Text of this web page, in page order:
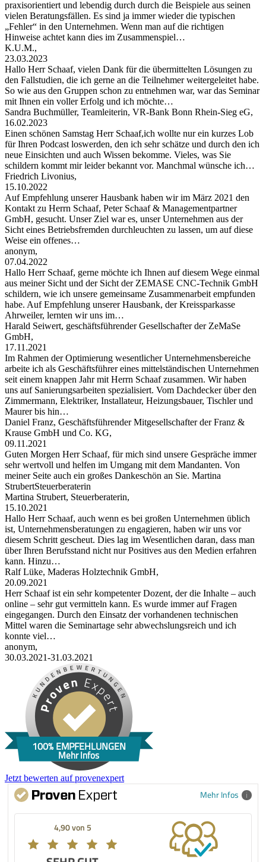
praxisorientiert und lebendig durch durch die Beispiele aus seinen
vielen Beratungsfällen. Es sind ja immer wieder die typischen
„Fehler“ in den Unternehmen. Wenn man auf die richtigen
Hinweise achtet kann dies im Zusammenspiel…
K.U.M.,
23.03.2023
Hallo Herr Schaaf, vielen Dank für die übermittelten Lösungen zu
den Fallstudien, die ich gerne an die Teilnehmer weitergeleitet habe.
So wie aus den Gruppen schon zu entnehmen war, war das Seminar
mit Ihnen ein voller Erfolg und ich möchte…
Sandra Buchmüller, Teamleiterin, VR-Bank Bonn Rhein-Sieg eG,
16.02.2023
Einen schönen Samstag Herr Schaaf,ich wollte nur ein kurzes Lob
für Ihren Podcast loswerden, den ich sehr schätze und durch den ich
neue Einsichten und auch Wissen bekomme. Vieles, was Sie
schildern kommt mir leider bekannt vor. Manchmal wünsche ich…
Friedrich Livonius,
15.10.2022
Auf Empfehlung unserer Hausbank haben wir im März 2021 den
Kontakt zu Herrn Schaaf, Peter Schaaf & Managementpartner
GmbH, gesucht. Unser Ziel war es, unser Unternehmen aus der
Sicht eines Betriebsfremden durchleuchten zu lassen, um auf diese
Weise ein offenes…
anonym,
07.04.2022
Hallo Herr Schaaf, gerne möchte ich Ihnen auf diesem Wege einmal
aus meiner Sicht und der Sicht der ZEMASE CNC-Technik GmbH
schildern, wie ich unsere gemeinsame Zusammenarbeit empfunden
habe. Auf Empfehlung unserer Hausbank, der Kreissparkasse
Ahrweiler, lernten wir uns im…
Harald Seiwert, geschäftsführender Gesellschafter der ZeMaSe
GmbH,
17.11.2021
Im Rahmen der Optimierung wesentlicher Unternehmensbereiche
arbeite ich als Geschäftsführer eines mittelständischen Unternehmen
seit einem knappen Jahr mit Herrn Schaaf zusammen. Wir haben
uns auf Sanierungsarbeiten spezialisiert. Vom Dachdecker über den
Zimmermann, Elektriker, Installateur, Heizungsbauer, Tischler und
Maurer bis hin…
Daniel Franz, Geschäftsführender Mitgesellschafter der Franz &
Krause GmbH und Co. KG,
09.11.2021
Guten Morgen Herr Schaaf, für mich sind unsere Gespräche immer
sehr wertvoll und helfen im Umgang mit dem Mandanten. Von
meiner Seite auch ein großes Dankeschön an Sie. Martina
StrubertSteuerberaterin
Martina Strubert, Steuerberaterin,
15.10.2021
Hallo Herr Schaaf, auch wenn es bei großen Unternehmen üblich
ist, Unternehmensberatungen zu engagieren, haben wir uns vor
diesem Schritt gescheut. Dies lag im Wesentlichen daran, dass man
über Ihren Berufsstand nicht nur Positives aus den Medien erfahren
kann. Hinzu…
Ralf Lüke, Maderas Holztechnik GmbH,
20.09.2021
Herr Schaaf ist ein sehr kompetenter Dozent, der die Inhalte – auch
online – sehr gut vermitteln kann. Es wurde immer auf Fragen
eingegangen. Durch den Einsatz der vorhandenen technischen
Mittel waren die Seminartage sehr abwechslungsreich und ich
konnte viel…
anonym,
30.03.2021-31.03.2021
100% EMPFEHLUNGEN
Mehr Infos
Jetzt bewerten auf provenexpert
Mehr Infos
4,90 von 5